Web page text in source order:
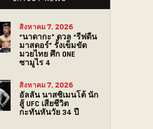
“นาดากะ” ดวล “รีฟดีน
มาสดอร์” รั้งเข็มขัด
มวยไทย ศึก ONE
ซามูไร 4
สิงหาคม 7, 2026
อัลลัน นาสซิเมนโต้ นัก
สู้ UFC เสียชีวิต
กะทันหันวัย 34 ปี
สิงหาคม 7, 2026